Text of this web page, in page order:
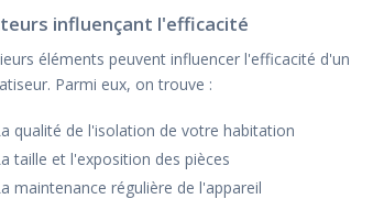
influençant l'efficacité
éléments peuvent influencer l'efficacité d'un
Parmi eux, on trouve :
qualité de l'isolation de votre habitation
taille et l'exposition des pièces
maintenance régulière de l'appareil